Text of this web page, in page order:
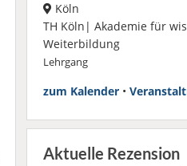
Köln
TH Köln| Akademie für
Weiterbildung
Lehrgang
zum Kalender•
Aktuelle Rezension